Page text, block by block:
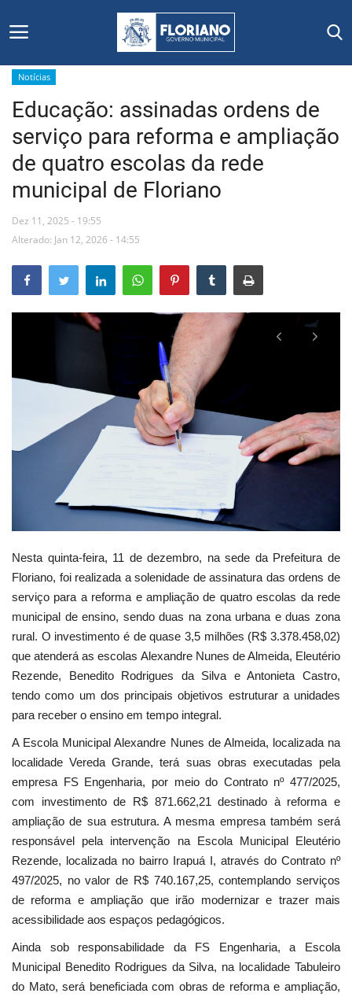
Início
Editais
Floriano
Secretarias e Órgãos
Mural de Licitações
Webmail
Contato
Notícias
Educação: assinadas ordens de
serviço para reforma e ampliação
de quatro escolas da rede
municipal de Floriano
Dez 11, 2025 - 19:55
Alterado: Jan 12, 2026 - 14:55
Nesta quinta-feira, 11 de dezembro, na sede da Prefeitura de
Floriano, foi realizada a solenidade de assinatura das ordens de
serviço para a reforma e ampliação de quatro escolas da rede
municipal de ensino, sendo duas na zona urbana e duas zona
rural. O investimento é de quase 3,5 milhões (R$ 3.378.458,02)
que atenderá as escolas Alexandre Nunes de Almeida, Eleutério
Rezende, Benedito Rodrigues da Silva e Antonieta Castro,
tendo como um dos principais objetivos estruturar a unidades
para receber o ensino em tempo integral.
A Escola Municipal Alexandre Nunes de Almeida, localizada na
localidade Vereda Grande, terá suas obras executadas pela
empresa FS Engenharia, por meio do Contrato nº 477/2025,
com investimento de R$ 871.662,21 destinado à reforma e
ampliação de sua estrutura. A mesma empresa também será
responsável pela intervenção na Escola Municipal Eleutério
Rezende, localizada no bairro Irapuá I, através do Contrato nº
497/2025, no valor de R$ 740.167,25, contemplando serviços
de reforma e ampliação que irão modernizar e trazer mais
acessibilidade aos espaços pedagógicos.
Ainda sob responsabilidade da FS Engenharia, a Escola
Municipal Benedito Rodrigues da Silva, na localidade Tabuleiro
do Mato, será beneficiada com obras de reforma e ampliação,